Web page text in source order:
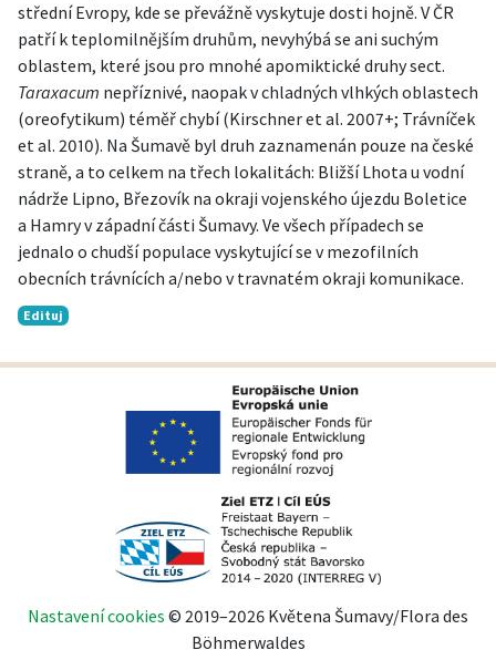
střední Evropy, kde se převážně vyskytuje dosti hojně. V ČR
patří k teplomilnějším druhům, nevyhýbá se ani suchým
oblastem, které jsou pro mnohé apomiktické druhy sect.
Taraxacum nepříznivé, naopak v chladných vlhkých oblastech
(oreofytikum) téměř chybí (Kirschner et al. 2007+; Trávníček
et al. 2010). Na Šumavě byl druh zaznamenán pouze na české
straně, a to celkem na třech lokalitách: Bližší Lhota u vodní
nádrže Lipno, Březovík na okraji vojenského újezdu Boletice
a Hamry v západní části Šumavy. Ve všech případech se
jednalo o chudší populace vyskytující se v mezofilních
obecních trávnících a/nebo v travnatém okraji komunikace.
Edituj
Nastavení cookies © 2019–2026 Květena Šumavy/Flora des
Böhmerwaldes